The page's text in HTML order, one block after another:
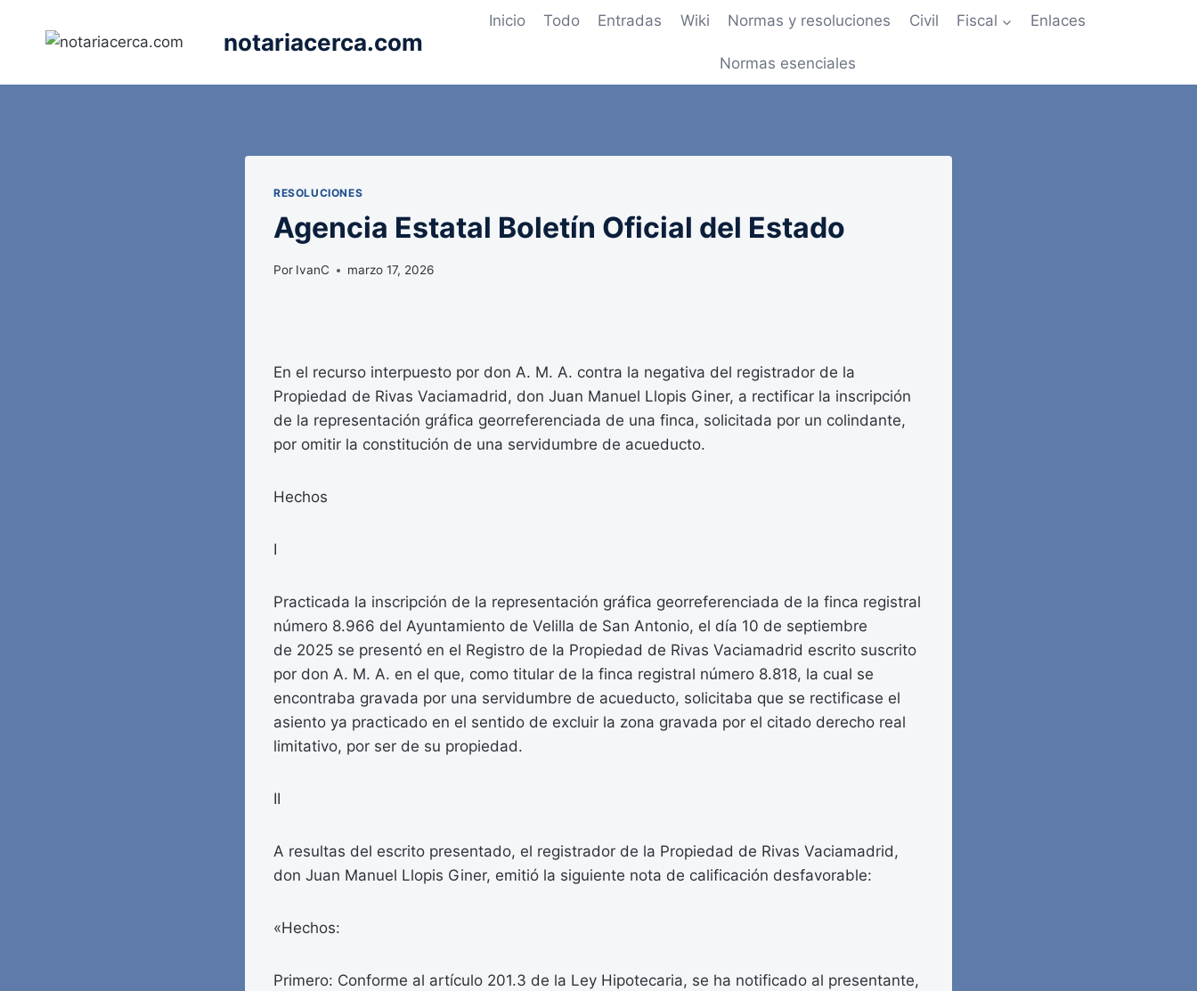
notariacerca.com
Inicio Todo Entradas Wiki Normas y resoluciones Civil Fiscal Enlaces
Normas esenciales
RESOLUCIONES
Agencia Estatal Boletín Oficial del Estado
Por IvanC marzo 17, 2026
En el recurso interpuesto por don A. M. A. contra la negativa del registrador de la
Propiedad de Rivas Vaciamadrid, don Juan Manuel Llopis Giner, a rectificar la inscripción
de la representación gráfica georreferenciada de una finca, solicitada por un colindante,
por omitir la constitución de una servidumbre de acueducto.
Hechos
I
Practicada la inscripción de la representación gráfica georreferenciada de la finca registral
número 8.966 del Ayuntamiento de Velilla de San Antonio, el día 10 de septiembre
de 2025 se presentó en el Registro de la Propiedad de Rivas Vaciamadrid escrito suscrito
por don A. M. A. en el que, como titular de la finca registral número 8.818, la cual se
encontraba gravada por una servidumbre de acueducto, solicitaba que se rectificase el
asiento ya practicado en el sentido de excluir la zona gravada por el citado derecho real
limitativo, por ser de su propiedad.
II
A resultas del escrito presentado, el registrador de la Propiedad de Rivas Vaciamadrid,
don Juan Manuel Llopis Giner, emitió la siguiente nota de calificación desfavorable:
«Hechos:
Primero: Conforme al artículo 201.3 de la Ley Hipotecaria, se ha notificado al presentante,